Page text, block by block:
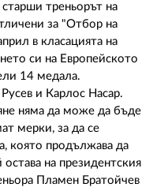
треньорът на
за "Отбор на
в класацията на
си на Европейското
14 медала.
и Карлос Насар.
няма да може да бъде
мерки, за да се
която продължава да
на президентския
Пламен Братойчев